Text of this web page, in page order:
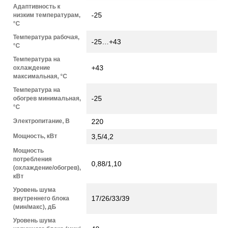
Адаптивность к
низким температурам,
°С
-25
Температура рабочая,
°С
-25…+43
Температура на
охлаждение
максимальная, °С
+43
Температура на
обогрев минимальная,
°С
-25
Электропитание, В 220
Мощность, кВт 3,5/4,2
Мощность
потребления
(охлаждение/обогрев),
кВт
0,88/1,10
Уровень шума
внутреннего блока
(мин/макс), дБ
17/26/33/39
Уровень шума